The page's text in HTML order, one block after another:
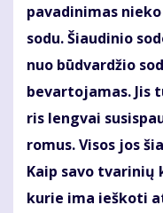
pa­va­di­ni­mas
so­du. Šiau­di­nio
nuo būd­var­džio
be­var­to­ja­mas. Jis
ris leng­vai
ro­mus. Vi­sos jos
Kaip sa­vo tva­ri­nių
ku­rie ima ieš­ko­ti